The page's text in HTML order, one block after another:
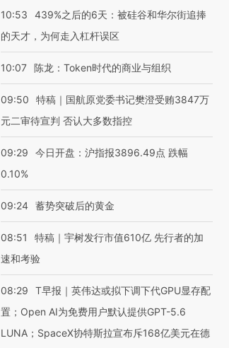
10:53
439%之后的6天：被硅谷和华尔街追捧
的天才，为何走入杠杆误区
10:07 陈龙：Token时代的商业与组织
09:50
特稿｜国航原党委书记樊澄受贿3847万
元二审待宣判 否认大多数指控
09:29
今日开盘：沪指报3896.49点 跌幅
0.10%
09:24 蓄势突破后的黄金
08:51
特稿｜宇树发行市值610亿 先行者的加
速和考验
08:29
T早报｜英伟达或拟下调下代GPU显存配
置；Open AI为免费用户默认提供GPT-5.6
LUNA；SpaceX协特斯拉宣布斥168亿美元在德